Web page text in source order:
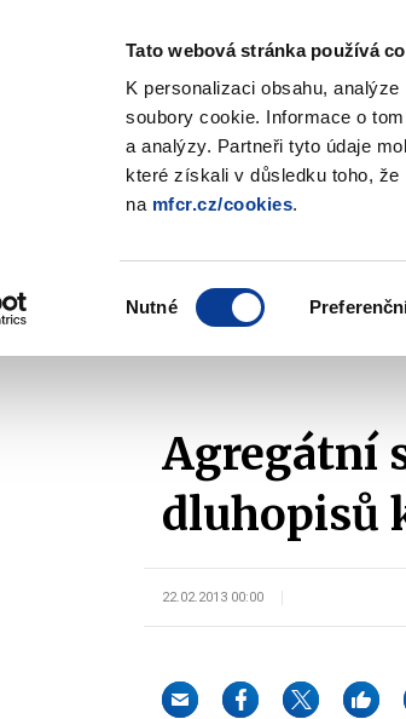
Tato webová stránka používá
K personalizaci obsahu,
soubory cookie. Informace o
a analýzy. Partneři tyto údaje
které získali v důsledku toho,
na mfcr.cz/cookies.
Nutné
Spořicí státní dluhopisy
Stabilita, Spolehlivost, Důvěryhodnost
submenu
dluhopisech
Agregátní
dluhopisů
22.02.2013 00:00